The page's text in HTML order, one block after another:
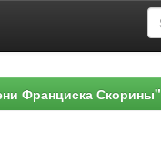
Франциска Скорины"